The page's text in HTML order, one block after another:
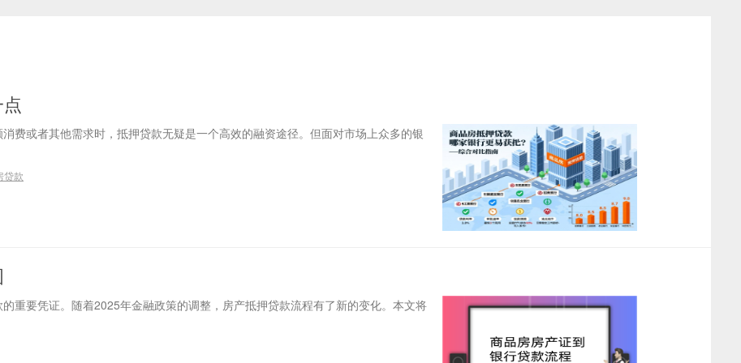
费或者其他需求时，抵押贷款无疑是一个高效的融资途径。但面对市场上众多的银
贷款
重要凭证。随着2025年金融政策的调整，房产抵押贷款流程有了新的变化。本文将